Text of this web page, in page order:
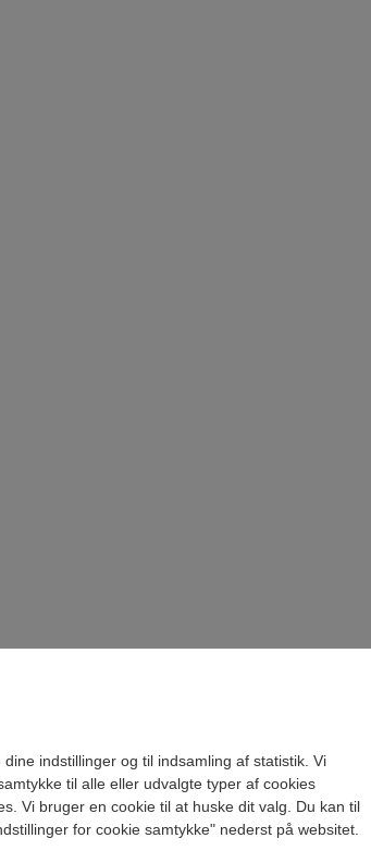
indstillinger og til indsamling af statistik. Vi
til alle eller udvalgte typer af cookies
Vi bruger en cookie til at huske dit valg. Du kan til
for cookie samtykke" nederst på websitet.